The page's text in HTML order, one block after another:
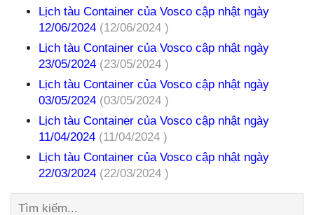
Lịch tàu Container của Vosco cập nhật ngày
12/06/2024 (12/06/2024 )
Lịch tàu Container của Vosco cập nhật ngày
23/05/2024 (23/05/2024 )
Lịch tàu Container của Vosco cập nhật ngày
03/05/2024 (03/05/2024 )
Lịch tàu Container của Vosco cập nhật ngày
11/04/2024 (11/04/2024 )
Lịch tàu Container của Vosco cập nhật ngày
22/03/2024 (22/03/2024 )
Tìm